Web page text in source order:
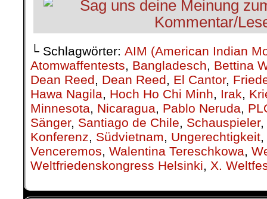
└ Schlagwörter: AIM (American Indian
Atomwaffentests, Bangladesch, Bettina
Dean Reed, Dean Reed, El Cantor,
Hawa Nagila, Hoch Ho Chi Minh, Irak,
Minnesota, Nicaragua, Pablo Neruda,
Sänger, Santiago de Chile, Schauspieler,
Konferenz, Südvietnam, Ungerechtigkeit,
Venceremos, Walentina Tereschkowa,
Weltfriedenskongress Helsinki, X.